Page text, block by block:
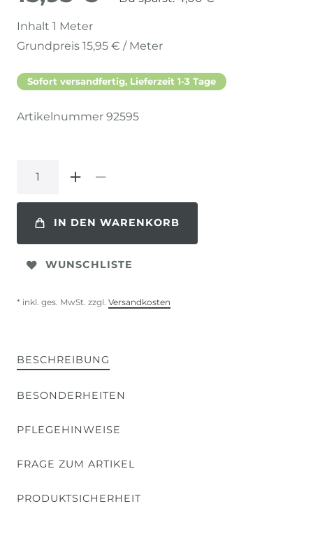
Inhalt 1 Meter
Grundpreis 15,95 € / Meter
Sofort versandfertig, Lieferzeit 1-3 Tage
Artikelnummer 92595
IN DEN WARENKORB
WUNSCHLISTE
* inkl. ges. MwSt. zzgl. Versandkosten
BESCHREIBUNG
BESONDERHEITEN
PFLEGEHINWEISE
FRAGE ZUM ARTIKEL
PRODUKTSICHERHEIT